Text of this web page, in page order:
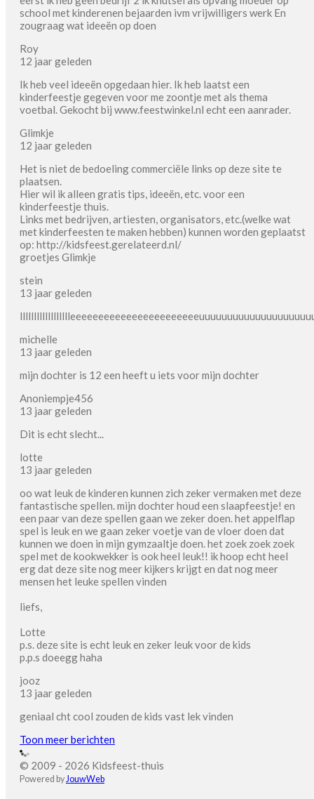
school met kinderenen bejaarden ivm vrijwilligers werk En
zougraag wat ideeën op doen
Roy
12 jaar geleden
Ik heb veel ideeën opgedaan hier. Ik heb laatst een
kinderfeestje gegeven voor me zoontje met als thema
voetbal. Gekocht bij www.feestwinkel.nl echt een aanrader.
Glimkje
12 jaar geleden
Het is niet de bedoeling commerciële links op deze site te
plaatsen.
Hier wil ik alleen gratis tips, ideeën, etc. voor een
kinderfeestje thuis.
Links met bedrijven, artiesten, organisators, etc.(welke wat
met kinderfeesten te maken hebben) kunnen worden geplaatst
op: http://kidsfeest.gerelateerd.nl/
groetjes Glimkje
stein
13 jaar geleden
michelle
13 jaar geleden
mijn dochter is 12 een heeft u iets voor mijn dochter
Anoniempje456
13 jaar geleden
Dit is echt slecht...
lotte
13 jaar geleden
oo wat leuk de kinderen kunnen zich zeker vermaken met deze
fantastische spellen. mijn dochter houd een slaapfeestje! en
een paar van deze spellen gaan we zeker doen. het appelflap
spel is leuk en we gaan zeker voetje van de vloer doen dat
kunnen we doen in mijn gymzaaltje doen. het zoek zoek zoek
spel met de kookwekker is ook heel leuk!! ik hoop echt heel
erg dat deze site nog meer kijkers krijgt en dat nog meer
mensen het leuke spellen vinden
liefs,
Lotte
p.s. deze site is echt leuk en zeker leuk voor de kids
p.p.s doeegg haha
jooz
13 jaar geleden
geniaal cht cool zouden de kids vast lek vinden
Toon meer berichten
© 2009 - 2026 Kidsfeest-thuis
Powered byJouwWeb